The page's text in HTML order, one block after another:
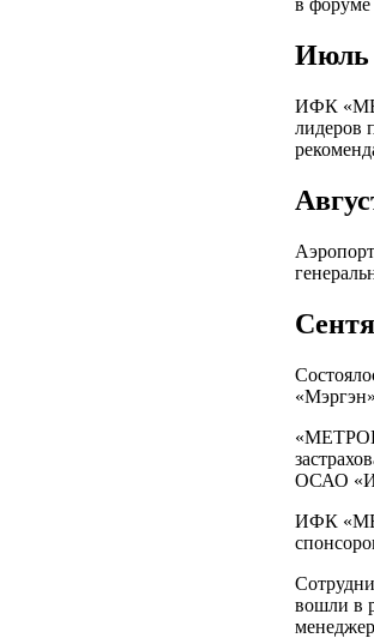
в форуме
Июль
ИФК
лидеров
ОСАО
ИФК
вошли в